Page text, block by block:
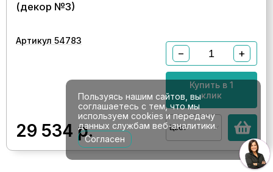
(декор №3)
Артикул 54783
29 534 р.
− +
Купить в 1
клик
Цвет
Пользуясь нашим сайтов, вы
соглашаетесь с тем, что мы
используем cookies и передачу
данных службам веб-аналитики.
Согласен